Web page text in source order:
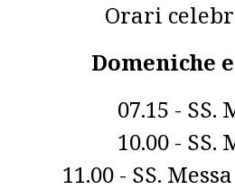
Orari
Domeniche
07.15 - SS.
10.00 - SS.
11.00 - SS.